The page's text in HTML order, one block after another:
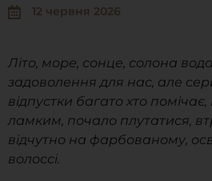
12 червня 2026
Літо, море, сонце, солона
задоволення для нас, але
відпустки багато хто
ламким, почало плутатися,
відчутно на фарбованому,
волоссі.